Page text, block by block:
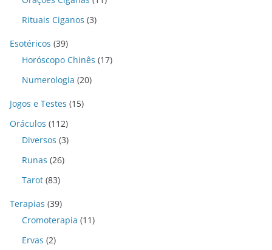
Rituais Ciganos (3)
Esotéricos (39)
Horóscopo Chinês (17)
Numerologia (20)
Jogos e Testes (15)
Oráculos (112)
Diversos (3)
Runas (26)
Tarot (83)
Terapias (39)
Cromoterapia (11)
Ervas (2)